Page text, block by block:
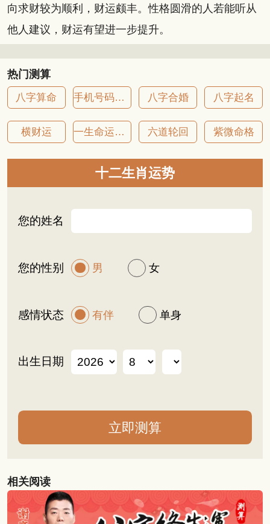
向求财较为顺利，财运颇丰。性格圆滑的人若能听从
他人建议，财运有望进一步提升。
热门测算
八字算命 手机号码吉凶 八字合婚 八字起名
横财运 一生命运详批 六道轮回 紫微命格
十二生肖运势
您的姓名
您的性别 男 女
感情状态 有伴 单身
出生日期
相关阅读